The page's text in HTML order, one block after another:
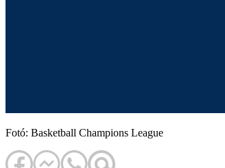
Fotó: Basketball Champions League